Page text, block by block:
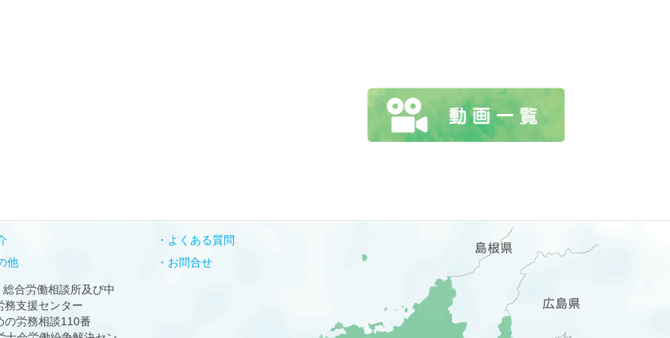
他
合労働相談所及び中
務支援センター
の労務相談110番
よくある質問
お問合せ